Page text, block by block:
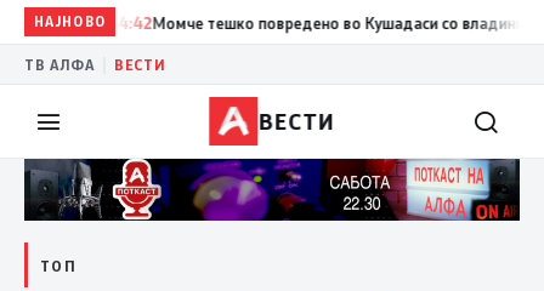
НАЈНОВО
14:42 Момче тешко повредено во Кушадаси со владиниот
ТВ АЛФА ВЕСТИ
ВЕСТИ
ТОП